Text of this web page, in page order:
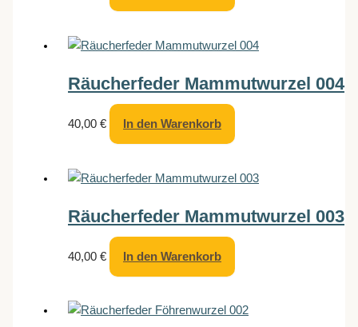
Räucherfeder Mammutwurzel 004
40,00€ In den Warenkorb
Räucherfeder Mammutwurzel 003
40,00€ In den Warenkorb